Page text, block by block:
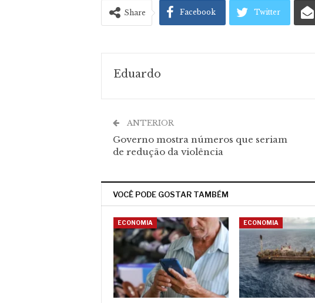
Share Facebook Twitter
Eduardo
ANTERIOR
Governo mostra números que seriam
de redução da violência
VOCÊ PODE GOSTAR TAMBÉM
ECONOMIA ECONOMIA